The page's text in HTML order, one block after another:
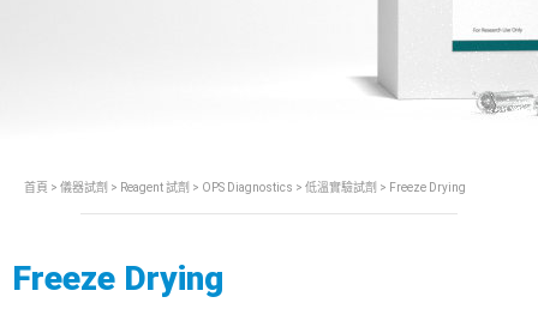
首頁 > 儀器試劑 > Reagent 試劑 > OPS Diagnostics > 低溫實驗試劑 > Freeze Drying
Freeze Drying